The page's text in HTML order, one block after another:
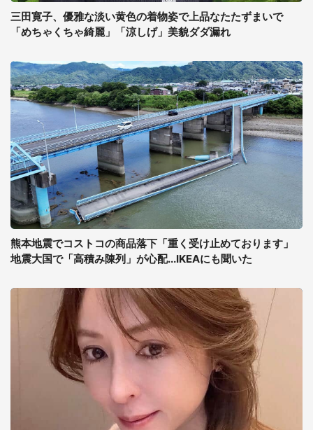
三田寛子、優雅な淡い黄色の着物姿で上品なたたずまいで
「めちゃくちゃ綺麗」「涼しげ」美貌ダダ漏れ
熊本地震でコストコの商品落下「重く受け止めております」
地震大国で「高積み陳列」が心配...IKEAにも聞いた